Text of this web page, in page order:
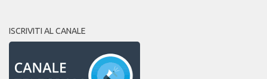
ISCRIVITI AL CANALE